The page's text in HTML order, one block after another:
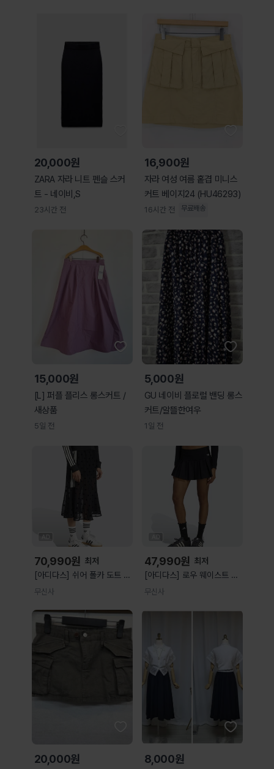
20,000원
ZARA 자라 니트 펜슬 스커
트 - 네이비,S
23시간 전
16,900원
자라 여성 여름 홑겹 미니스
커트 베이지24 (HU46293)
16시간 전 무료배송
15,000원
[L] 퍼플 플리스 롱스커트 /
새상품
5일 전
5,000원
GU 네이비 플로럴 밴딩 롱스
커트/알뜰한여우
1일 전
70,990원 최저
[아디다스] 쉬어 폴카 도트 스
커트 - 블랙 / KV1177
무신사
47,990원 최저
[아디다스] 로우 웨이스트 스
포츠 스커트 - 블랙 /
무신사
20,000원 8,000원